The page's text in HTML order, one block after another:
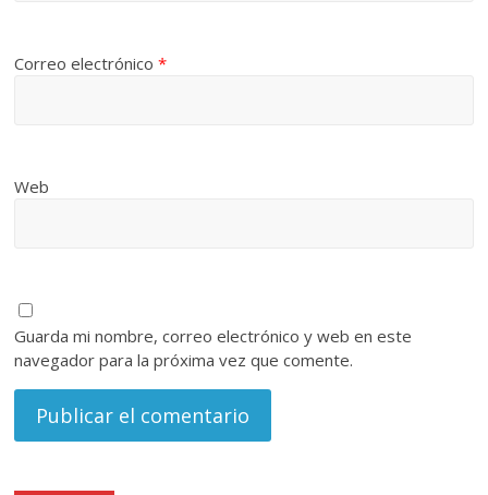
Correo electrónico*
Web
Guarda mi nombre, correo electrónico y web en este
navegador para la próxima vez que comente.